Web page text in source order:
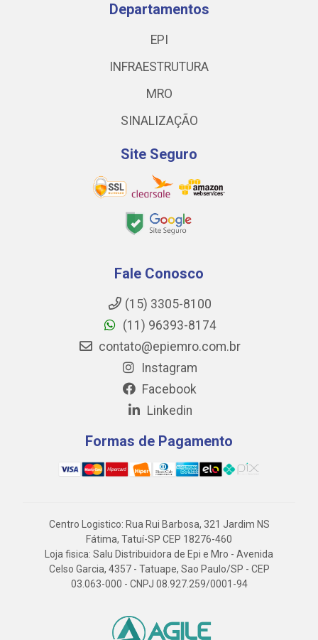
Departamentos
EPI
INFRAESTRUTURA
MRO
SINALIZAÇÃO
Site Seguro
Fale Conosco
(15) 3305-8100
(11) 96393-8174
contato@epiemro.com.br
Instagram
Facebook
Linkedin
Formas de Pagamento
Centro Logistico: Rua Rui Barbosa, 321 Jardim NS
Fátima, Tatuí-SP CEP 18276-460
Loja fisica: Salu Distribuidora de Epi e Mro - Avenida
Celso Garcia, 4357 - Tatuape, Sao Paulo/SP - CEP
03.063-000 - CNPJ 08.927.259/0001-94